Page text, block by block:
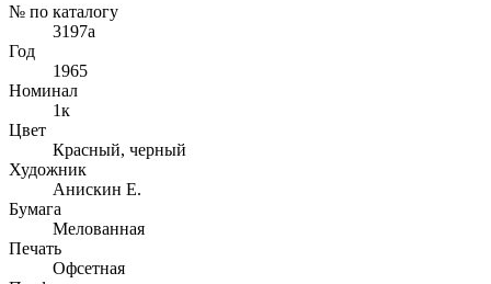
№ по каталогу
3197а
Год
1965
Номинал
1к
Цвет
Красный, черный
Художник
Анискин Е.
Бумага
Мелованная
Печать
Офсетная